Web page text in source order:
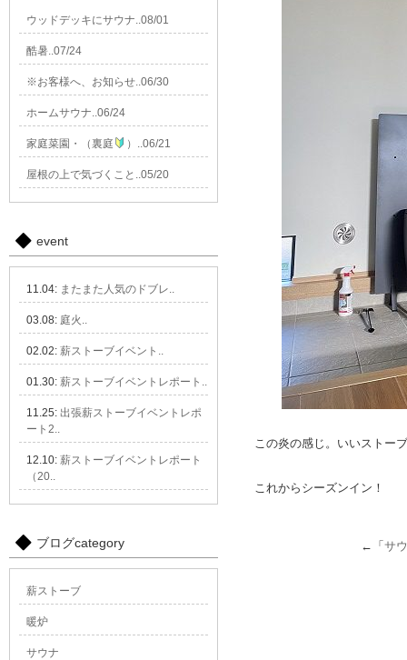
この炎の感じ。いいストー
これからシーズンイン！
←「 サ
ウッドデッキにサウナ..08/01
酷暑..07/24
※お客様へ、お知らせ..06/30
ホームサウナ..06/24
家庭菜園・（裏庭 ）..06/21
屋根の上で気づくこと..05/20
event
11.04: またまた人気のドブレ..
03.08: 庭火..
02.02: 薪ストーブイベント..
01.30: 薪ストーブイベントレポート..
11.25: 出張薪ストーブイベントレポ
ート2..
12.10: 薪ストーブイベントレポート
（20..
ブログcategory
薪ストーブ
暖炉
サウナ